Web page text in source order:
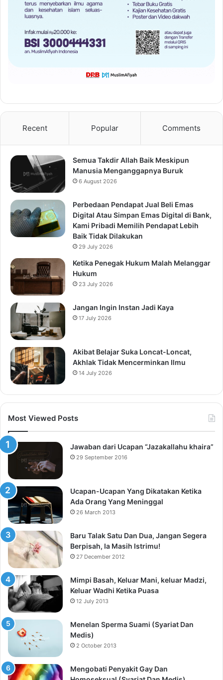
Recent Popular Comments
Semua Takdir Allah Baik Meskipun
Manusia Menganggapnya Buruk
6 August 2026
Perbedaan Pendapat Jual Beli Emas
Digital Atau Simpan Emas Digital di Bank,
Kami Pribadi Memilih Pendapat Lebih
Baik Tidak Dilakukan
29 July 2026
Ketika Penegak Hukum Malah Melanggar
Hukum
23 July 2026
Jangan Ingin Instan Jadi Kaya
17 July 2026
Akibat Belajar Suka Loncat-Loncat,
Akhlak Tidak Mencerminkan Ilmu
14 July 2026
Most Viewed Posts
Jawaban dari Ucapan “Jazakallahu khaira”
29 September 2016
Ucapan-Ucapan Yang Dikatakan Ketika
Ada Orang Yang Meninggal
26 March 2013
Baru Talak Satu Dan Dua, Jangan Segera
Berpisah, Ia Masih Istrimu!
27 December 2012
Mimpi Basah, Keluar Mani, keluar Madzi,
Keluar Wadhi Ketika Puasa
12 July 2013
Menelan Sperma Suami (Syariat Dan
Medis)
2 October 2013
Mengobati Penyakit Gay Dan